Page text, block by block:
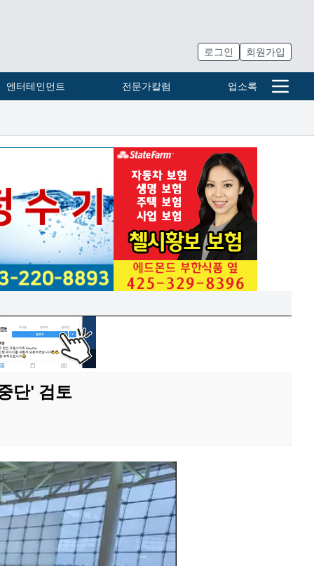
로그인 회원가입
엔터테인먼트 전문가칼럼 업소록
단' 검토